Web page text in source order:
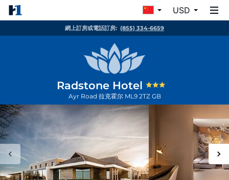
USD
網上訂房或電話訂房: (855) 334-6659
Radstone Hotel
Ayr Road 拉克霍尔 ML9 2TZ GB